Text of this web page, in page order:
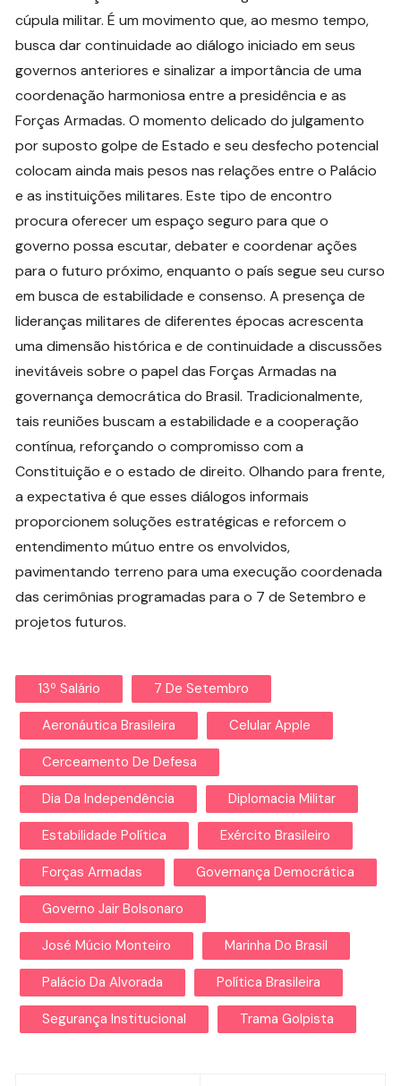
cúpula militar. É um movimento que, ao mesmo tempo,
busca dar continuidade ao diálogo iniciado em seus
governos anteriores e sinalizar a importância de uma
coordenação harmoniosa entre a presidência e as
Forças Armadas. O momento delicado do julgamento
por suposto golpe de Estado e seu desfecho potencial
colocam ainda mais pesos nas relações entre o Palácio
e as instituições militares. Este tipo de encontro
procura oferecer um espaço seguro para que o
governo possa escutar, debater e coordenar ações
para o futuro próximo, enquanto o país segue seu curso
em busca de estabilidade e consenso. A presença de
lideranças militares de diferentes épocas acrescenta
uma dimensão histórica e de continuidade a discussões
inevitáveis sobre o papel das Forças Armadas na
governança democrática do Brasil. Tradicionalmente,
tais reuniões buscam a estabilidade e a cooperação
contínua, reforçando o compromisso com a
Constituição e o estado de direito. Olhando para frente,
a expectativa é que esses diálogos informais
proporcionem soluções estratégicas e reforcem o
entendimento mútuo entre os envolvidos,
pavimentando terreno para uma execução coordenada
das cerimônias programadas para o 7 de Setembro e
projetos futuros.
13º Salário 7 De Setembro
Aeronáutica Brasileira Celular Apple
Cerceamento De Defesa
Dia Da Independência Diplomacia Militar
Estabilidade Política Exército Brasileiro
Forças Armadas Governança Democrática
Governo Jair Bolsonaro
José Múcio Monteiro Marinha Do Brasil
Palácio Da Alvorada Política Brasileira
Segurança Institucional Trama Golpista